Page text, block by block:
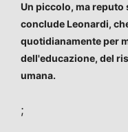
Un piccolo, ma reputo
conclude Leonardi,
quotidianamente per
dell'educazione, del
umana.
;